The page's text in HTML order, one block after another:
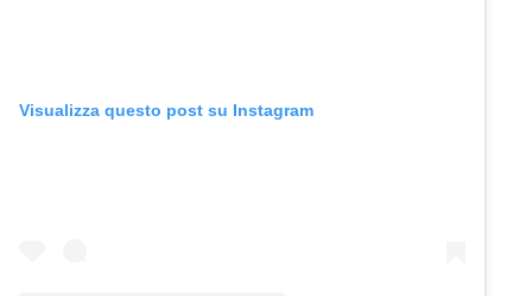
Visualizza questo post su Instagram